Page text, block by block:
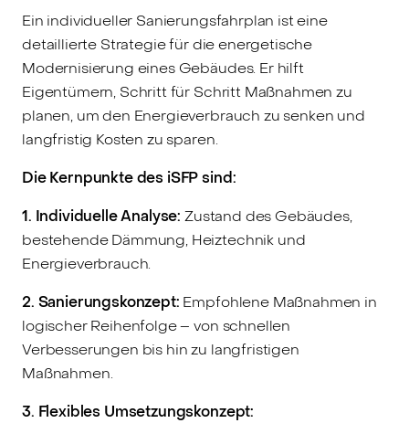
Ein individueller Sanierungsfahrplan ist eine
detaillierte Strategie für die energetische
Modernisierung eines Gebäudes. Er hilft
Eigentümern, Schritt für Schritt Maßnahmen zu
planen, um den Energieverbrauch zu senken und
langfristig Kosten zu sparen.
Die Kernpunkte des iSFP sind:
1. Individuelle Analyse: Zustand des Gebäudes,
bestehende Dämmung, Heiztechnik und
Energieverbrauch.
2. Sanierungskonzept: Empfohlene Maßnahmen in
logischer Reihenfolge – von schnellen
Verbesserungen bis hin zu langfristigen
Maßnahmen.
3. Flexibles Umsetzungskonzept: